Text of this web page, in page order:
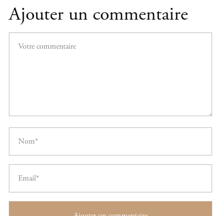
Ajouter un commentaire